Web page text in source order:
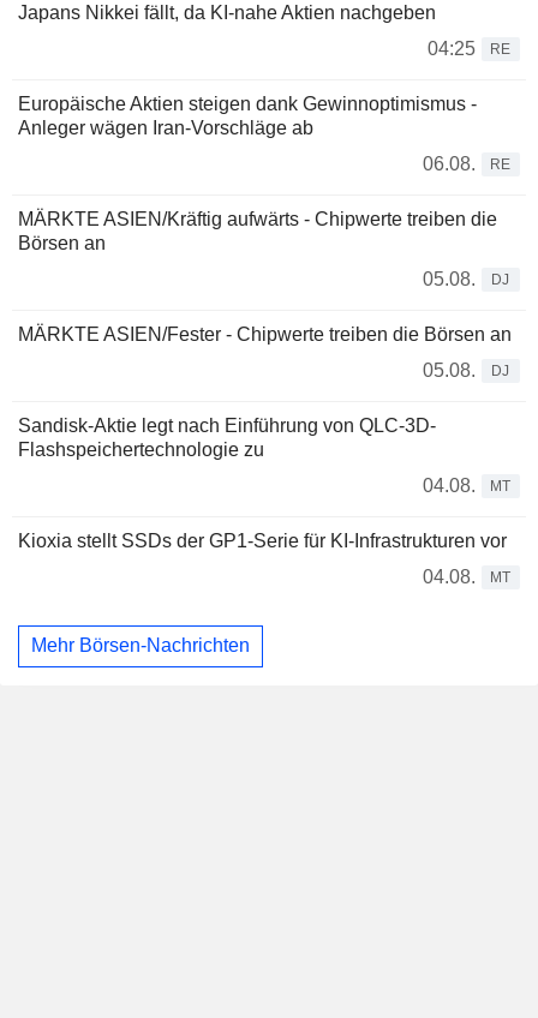
Japans Nikkei fällt, da KI-nahe Aktien nachgeben
04:25
RE
Europäische Aktien steigen dank Gewinnoptimismus -
Anleger wägen Iran-Vorschläge ab
06.08.
RE
MÄRKTE ASIEN/Kräftig aufwärts - Chipwerte treiben die
Börsen an
05.08.
DJ
MÄRKTE ASIEN/Fester - Chipwerte treiben die Börsen an
05.08.
DJ
Sandisk-Aktie legt nach Einführung von QLC-3D-
Flashspeichertechnologie zu
04.08.
MT
Kioxia stellt SSDs der GP1-Serie für KI-Infrastrukturen vor
04.08.
MT
Mehr Börsen-Nachrichten